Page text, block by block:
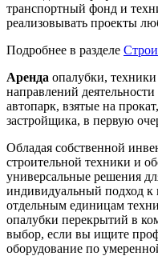
транспортный фонд и
реализовывать проекты
Подробнее в разделе
Аренда опалубки,
направлений
автопарк, взятые на
застройщика, в первую
Обладая собственной
строительной техники и
универсальные решения
индивидуальный подход к
отдельным единицам
опалубки перекрытий в
выбор, если вы ищите
оборудование по